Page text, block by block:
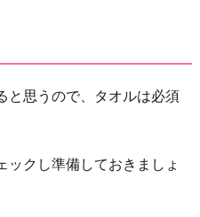
と思うので、タオルは必須
ックし準備しておきましょ